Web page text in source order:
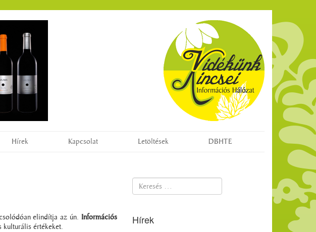
Hírek Kapcsolat Letöltések DBHTE
elindítja az ún. Információs
kulturális értékeket.
Keresés...
Hírek